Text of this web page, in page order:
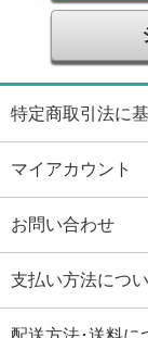
特定商取引法に
マイアカウント
お問い合わせ
支払い方法につ